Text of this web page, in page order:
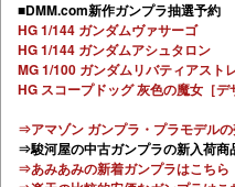
■DMM.com新作ガンプラ抽選予約
HG 1/144 ガンダムヴァサーゴ
HG 1/144 ガンダムアシュタロン
MG 1/100 ガンダムリバティアスト
HG スコープドッグ 灰色の魔女［デ
⇒アマゾン ガンプラ・プラモデル
⇒駿河屋の中古ガンプラの新入荷商
⇒あみあみの新着ガンプラはこちら